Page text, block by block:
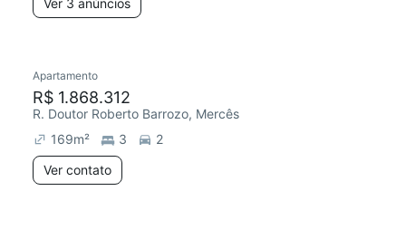
Ver 3 anúncios
Apartamento
R$ 1.868.312
R. Doutor Roberto Barrozo, Mercês
169m² 3
2
Ver contato